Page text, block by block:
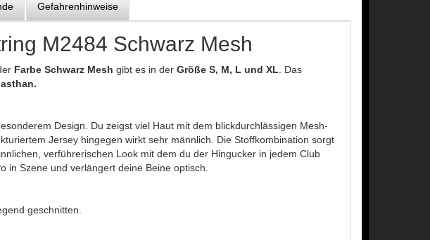
Gefahrenhinweise
M2484 Schwarz Mesh
Farbe Schwarz Mesh gibt es in der Größe S, M, L und XL . Das
Design. Du zeigst viel Haut mit dem blickdurchlässigen Mesh-
Jersey hingegen wirkt sehr männlich. Die Stoffkombination sorgt
verführerischen Look mit dem du der Hingucker in jedem Club
in Szene und verlängert deine Beine optisch.
geschnitten.